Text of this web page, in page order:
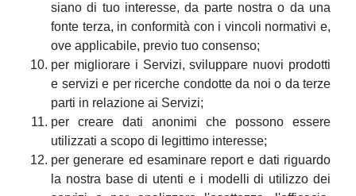
siano di tuo interesse, da parte nostra o da una
fonte terza, in conformità con i vincoli normativi e,
ove applicabile, previo tuo consenso;
per migliorare i Servizi, sviluppare nuovi prodotti
e servizi e per ricerche condotte da noi o da terze
parti in relazione ai Servizi;
per creare dati anonimi che possono essere
utilizzati a scopo di legittimo interesse;
per generare ed esaminare report e dati riguardo
la nostra base di utenti e i modelli di utilizzo dei